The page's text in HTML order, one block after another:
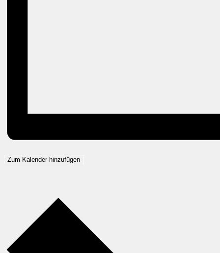
Zum Kalender hinzufügen